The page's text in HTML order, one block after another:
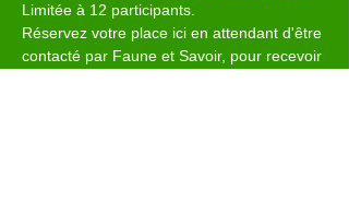
Limitée à 12 participants.
Réservez votre place ici en attendant d'être
contacté par Faune et Savoir, pour recevoir